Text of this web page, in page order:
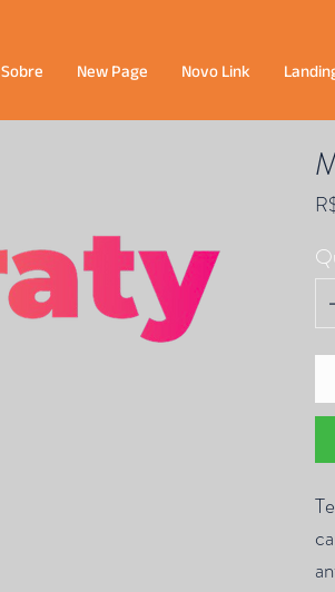
Sobre New Page Novo Link